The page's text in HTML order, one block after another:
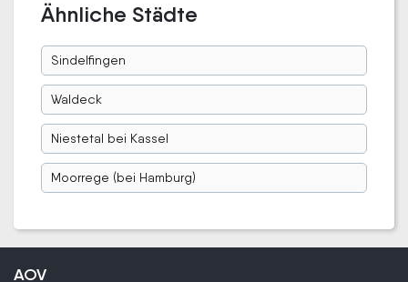
Ähnliche Städte
Sindelfingen
Waldeck
Niestetal bei Kassel
Moorrege (bei Hamburg)
AOV